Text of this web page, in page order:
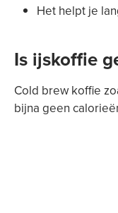
Het helpt je
Is ijskoffie
Cold brew koffie
bijna geen